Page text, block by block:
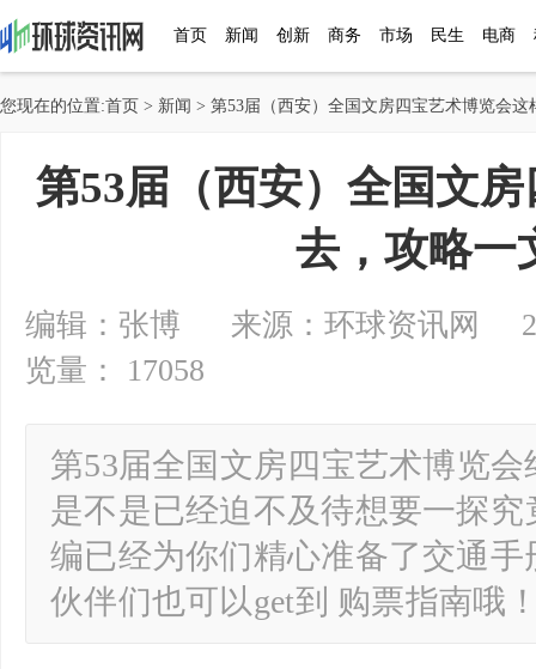
首页 新闻 创新 商务 市场 民生 电商
您现在的位置:首页 > 新闻 > 第53届（西安）全国文房四宝艺术博览会这
第53届（西安）全国文
去，攻略一
编辑：张博 来源：环球资讯网
览量： 17058
第53届全国文房四宝艺术博览
是不是已经迫不及待想要一探
编已经为你们精心准备了交通
伙伴们也可以get到 购票指南